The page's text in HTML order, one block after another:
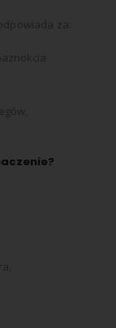
za: